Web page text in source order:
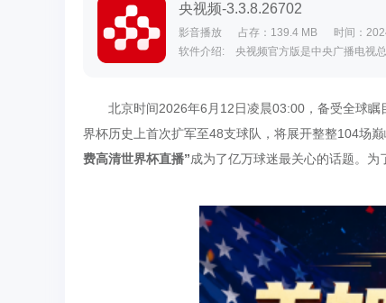
央视频-3.3.8.26702
影音播放 占存：139.4 MB
时间：
北京时间2026年6月12日凌晨03:00，备受全球
界杯历史上首次扩军至48支球队，将展开整整104场巅
费高清世界杯直播”成为了亿万球迷最关心的话题。为